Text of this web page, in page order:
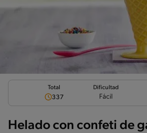
Total
337
Dificultad
Fácil
Helado con confeti de